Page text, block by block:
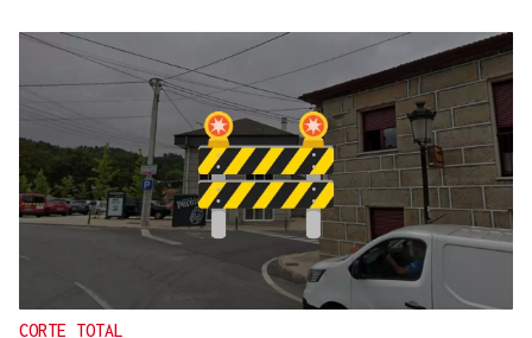
GANADORAS
Título de dobles para las hermanas Jorge en el
Cidade de Ourense sin necesidad de final
CORTE TOTAL